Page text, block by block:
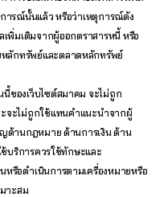
ารณ์นั้นแล้ว หรือว่าเหตุการณ์ดัง
พิ่มเติมจากผู้ออกตราสารหนี้ หรือ
ลักทรัพย์และตลาดหลักทรัพย์
ของเว็บไซต์สมาคม จะไม่ถูก
จะไม่ถูกใช้แทนคำแนะนำจากผู้
ด้านกฎหมาย ด้านการเงิน ด้าน
บริการควรใช้ทักษะและ
รือดำเนินการตามเครื่องหมายหรือ
าะสม